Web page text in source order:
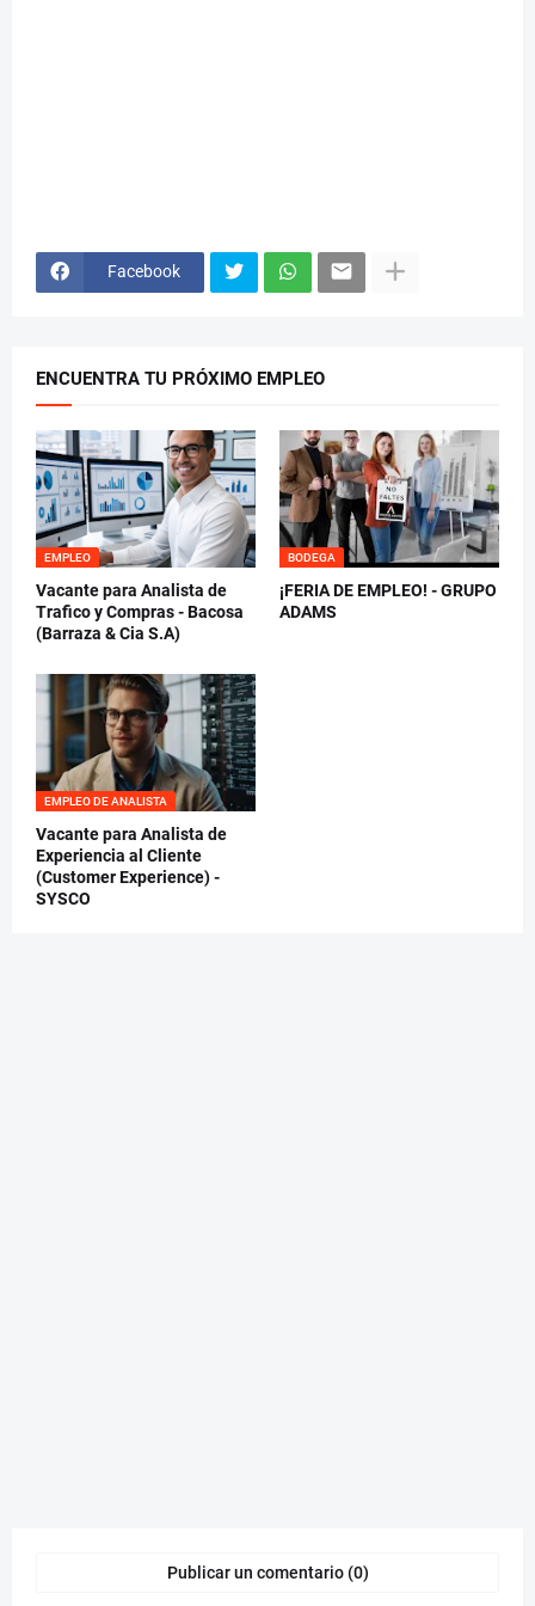
Facebook
ENCUENTRA TU PRÓXIMO EMPLEO
EMPLEO
Vacante para Analista de
Trafico y Compras - Bacosa
(Barraza & Cia S.A)
BODEGA
¡FERIA DE EMPLEO! - GRUPO
ADAMS
EMPLEO DE ANALISTA
Vacante para Analista de
Experiencia al Cliente
(Customer Experience) -
SYSCO
Publicar un comentario (0)